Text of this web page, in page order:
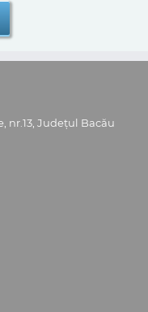
nr.13, Județul Bacău